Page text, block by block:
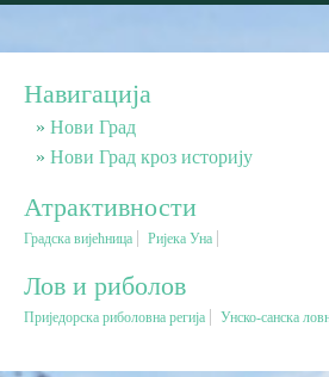
Планински туризам
Бањски туризам
Авантура
Навигација
Нови Град
Нови Град кроз историју
Атрактивности
Градска вијећница Ријека Уна
Лов и риболов
Приједорска риболовна регија Унско-санска